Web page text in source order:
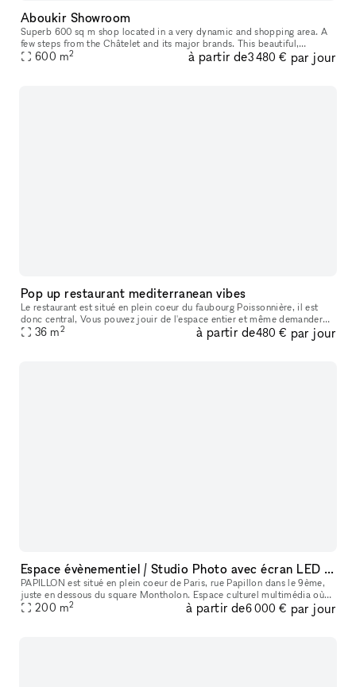
Aboukir Showroom
Superb 600 sq m shop located in a very dynamic and shopping area. A
few steps from the Châtelet and its major brands. This beautiful,
perfectly modular, well-equipped space of 80m² and composed of t
600 m2 à partir de3 480 € par jour
Pop up restaurant mediterranean vibes
Le restaurant est situé en plein coeur du faubourg Poissonnière, il est
donc central, Vous pouvez jouir de l'espace entier et même demander
un staff en plus pour le service des mets et boissons. La d
36 m2 à partir de480 € par jour
Espace évènementiel / Studio Photo avec écran LED immersif géant et système son Audiophile Paris 9ème
PAPILLON est situé en plein coeur de Paris, rue Papillon dans le 9ème,
juste en dessous du square Montholon. Espace culturel multimédia où
musique, images, mode, technologies et performances artist
200 m2 à partir de6 000 € par jour